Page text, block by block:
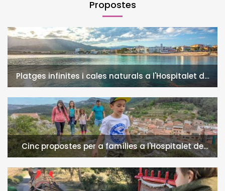
Propostes
Platges infinites i cales naturals a l'Hospitalet de
l'Infant i la Vall de Llors
Cinc propostes per a famílies a l'Hospitalet de
l'Infant i la Vall de Llors